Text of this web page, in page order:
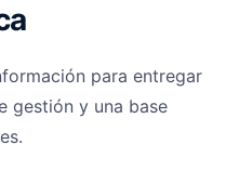
para entregar
gestión y una base